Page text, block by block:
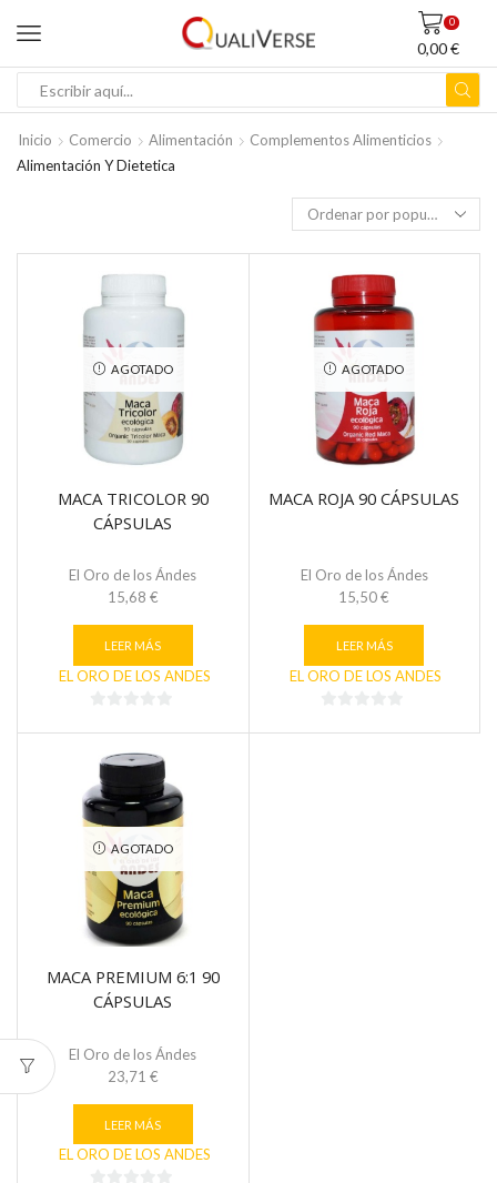
0
0,00€
BÚSQUEDA
Inicio Comercio Alimentación
Complementos Alimenticios
Alimentación Y Dietetica
AGOTADO
MACA TRICOLOR 90
CÁPSULAS
El Oro de los Ándes
15,68 €
LEER MÁS
EL ORO DE LOS ANDES
AGOTADO
MACA ROJA 90 CÁPSULAS
El Oro de los Ándes
15,50€
LEER MÁS
EL ORO DE LOS ANDES
AGOTADO
MACA PREMIUM 6:1 90
CÁPSULAS
El Oro de los Ándes
23,71 €
LEER MÁS
EL ORO DE LOS ANDES